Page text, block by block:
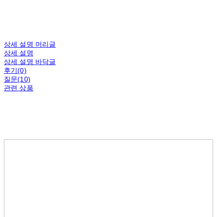
상세 설명 머리글
상세 설명
상세 설명 바닥글
후기(0)
질문(10)
관련 상품